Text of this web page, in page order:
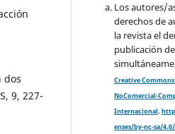
dos
9, 227-
Los autores/
derechos de
la revista el
publicación
Creative
NoComercial-
Internacional.
enses/by-nc-sa/4.0/